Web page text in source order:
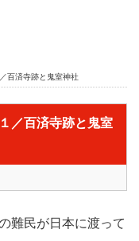
百済寺跡と鬼室神社
／百済寺跡と鬼室
難民が日本に渡って